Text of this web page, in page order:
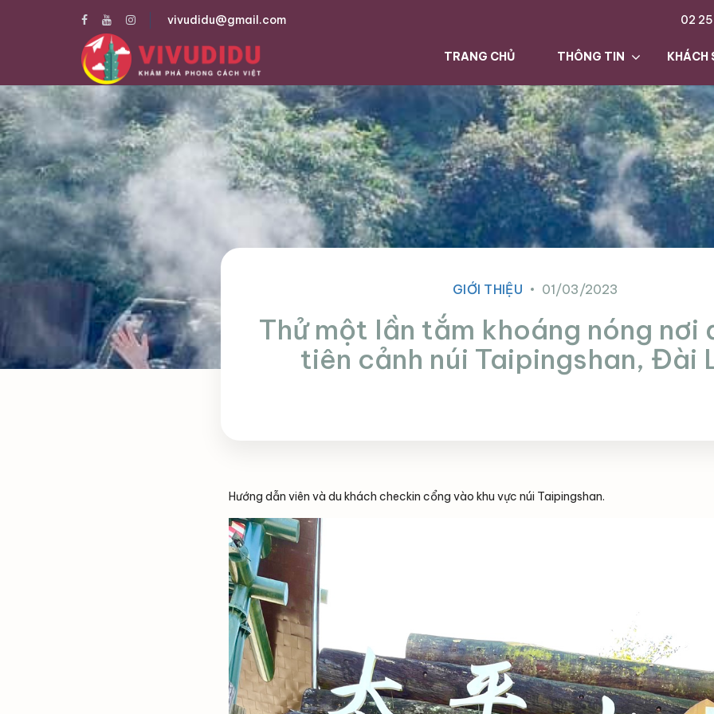
vivudidu@gmail.com 02
TRANG CHỦ THÔNG TIN KHÁCH
GIỚI THIỆU 01/03/2023
Thử một lần tắm khoáng nóng nơi
tiên cảnh núi Taipingshan, Đài
Hướng dẫn viên và du khách checkin cổng vào khu vực núi Taipingshan.